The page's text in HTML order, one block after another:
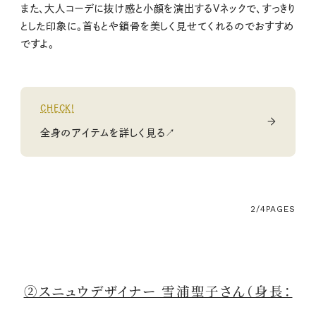
また、大人コーデに抜け感と小顔を演出するVネックで、すっきり
とした印象に。首もとや鎖骨を美しく見せてくれるのでおすすめ
ですよ。
CHECK!
全身のアイテムを詳しく見る↗
2/4PAGES
②スニュウデザイナー 雪浦聖子さん（身長：